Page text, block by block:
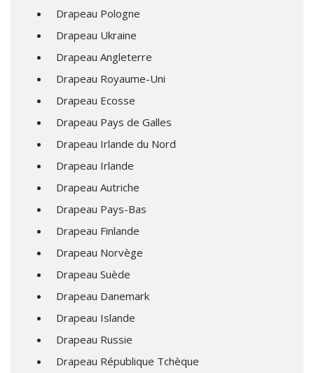
Drapeau Pologne
Drapeau Ukraine
Drapeau Angleterre
Drapeau Royaume-Uni
Drapeau Ecosse
Drapeau Pays de Galles
Drapeau Irlande du Nord
Drapeau Irlande
Drapeau Autriche
Drapeau Pays-Bas
Drapeau Finlande
Drapeau Norvège
Drapeau Suède
Drapeau Danemark
Drapeau Islande
Drapeau Russie
Drapeau République Tchèque